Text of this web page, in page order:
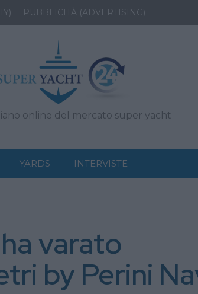
PUBBLICITÀ (ADVERTISING)
online del mercato super yacht
YARDS INTERVISTE
varato
by Perini